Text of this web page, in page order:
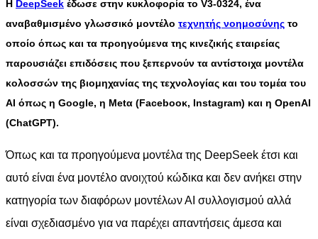
H DeepSeek έδωσε στην κυκλοφορία το V3-0324, ένα
αναβαθμισμένο γλωσσικό μοντέλο τεχνητής νοημοσύνης το
οποίο όπως και τα προηγούμενα της κινεζικής εταιρείας
παρουσιάζει επιδόσεις που ξεπερνούν τα αντίστοιχα μοντέλα
κολοσσών της βιομηχανίας της τεχνολογίας και του τομέα του
ΑΙ όπως η Google, η Metα (Facebοοκ, Instagram) και η OpenAI
(ChatGPT).
Όπως και τα προηγούμενα μοντέλα της DeepSeek έτσι και
αυτό είναι ένα μοντέλο ανοιχτού κώδικα και δεν ανήκει στην
κατηγορία των διαφόρων μοντέλων ΑΙ συλλογισμού αλλά
είναι σχεδιασμένο για να παρέχει απαντήσεις άμεσα και